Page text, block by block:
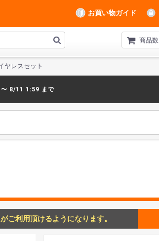
お買い物ガイド
商品数
ヤレスセット
8/11 1:59 まで
ご利用頂けるようになります。